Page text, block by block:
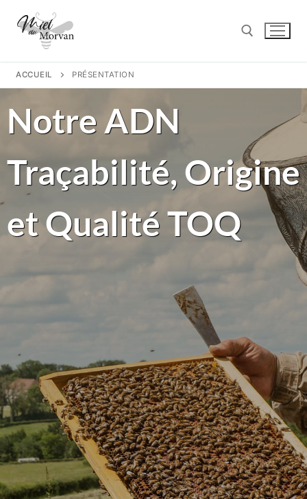
ACCUEIL PRÉSENTATION
Notre ADN
Traçabilité, Origine
et Qualité TOQ